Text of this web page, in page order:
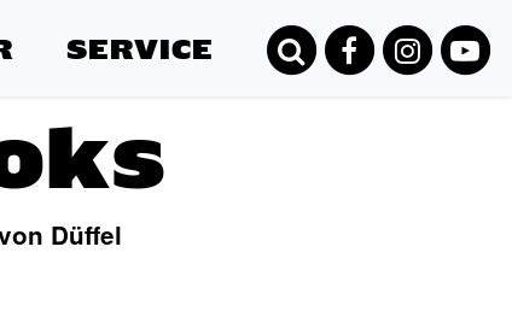
SERVICE
Düffel